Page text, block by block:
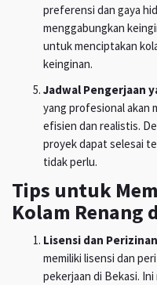
preferensi dan gaya
menggabungkan
untuk menciptakan
keinginan.
Jadwal Pengerjaan
yang profesional akan
efisien dan realistis.
proyek dapat selesai
tidak perlu.
Tips untuk
Kolam Renang
Lisensi dan Perizinan
memiliki lisensi dan
pekerjaan di Bekasi.